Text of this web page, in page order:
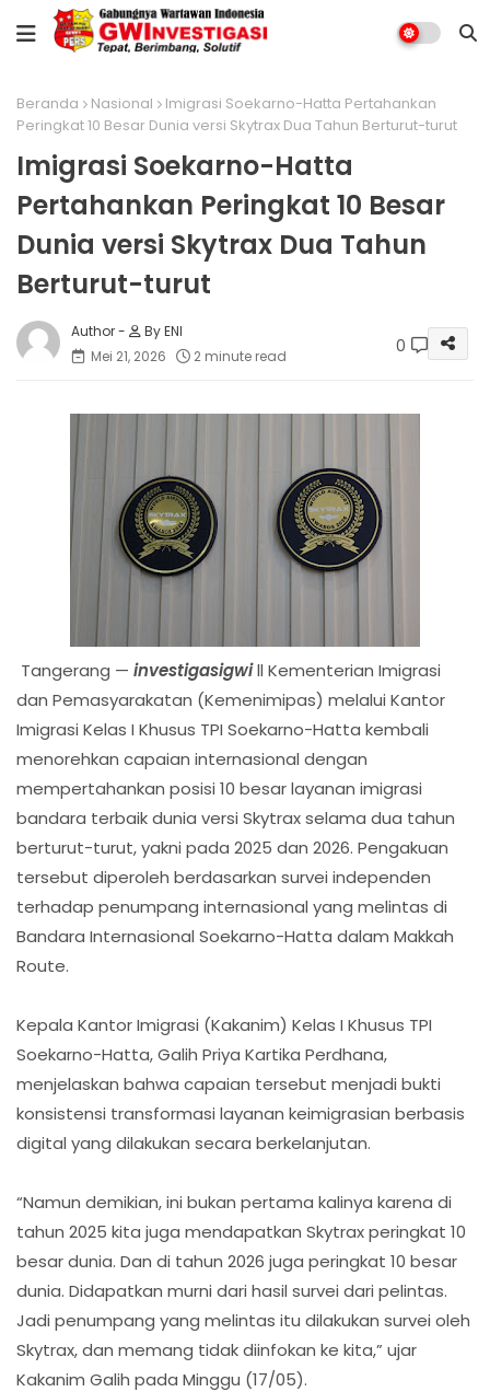
Beranda Nasional
Imigrasi Soekarno-Hatta Pertahankan
Peringkat 10 Besar Dunia versi Skytrax Dua Tahun Berturut-turut
Imigrasi Soekarno-Hatta
Pertahankan Peringkat 10 Besar
Dunia versi Skytrax Dua Tahun
Berturut-turut
By ENI
Mei 21, 2026
2 minute read 0
Tangerang — investigasigwill Kementerian Imigrasi
dan Pemasyarakatan (Kemenimipas) melalui Kantor
Imigrasi Kelas I Khusus TPI Soekarno-Hatta kembali
menorehkan capaian internasional dengan
mempertahankan posisi 10 besar layanan imigrasi
bandara terbaik dunia versi Skytrax selama dua tahun
berturut-turut, yakni pada 2025 dan 2026. Pengakuan
tersebut diperoleh berdasarkan survei independen
terhadap penumpang internasional yang melintas di
Bandara Internasional Soekarno-Hatta dalam Makkah
Route.
Kepala Kantor Imigrasi (Kakanim) Kelas I Khusus TPI
Soekarno-Hatta, Galih Priya Kartika Perdhana,
menjelaskan bahwa capaian tersebut menjadi bukti
konsistensi transformasi layanan keimigrasian berbasis
digital yang dilakukan secara berkelanjutan.
“Namun demikian, ini bukan pertama kalinya karena di
tahun 2025 kita juga mendapatkan Skytrax peringkat 10
besar dunia. Dan di tahun 2026 juga peringkat 10 besar
dunia. Didapatkan murni dari hasil survei dari pelintas.
Jadi penumpang yang melintas itu dilakukan survei oleh
Skytrax, dan memang tidak diinfokan ke kita,” ujar
Kakanim Galih pada Minggu (17/05).